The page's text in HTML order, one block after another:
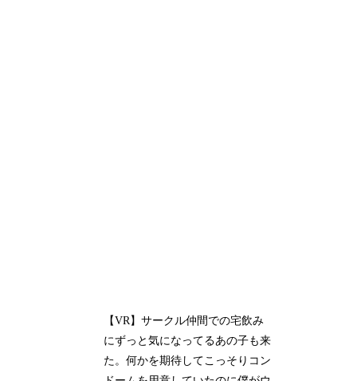
【VR】サークル仲間での宅飲み
にずっと気になってるあの子も来
た。何かを期待してこっそりコン